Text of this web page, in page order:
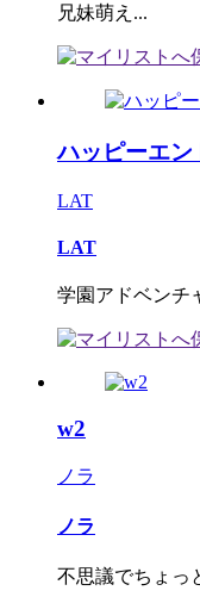
兄妹萌え...
ハッピーエン
LAT
LAT
学園アドベンチ
w2
ノラ
ノラ
不思議でちょっ